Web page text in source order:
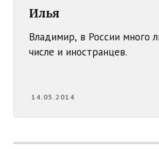
Илья
Владимир, в России много
числе и иностранцев.
14.05.2014